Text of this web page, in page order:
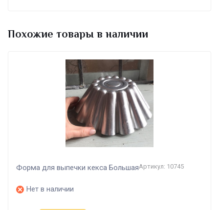
Похожие товары в наличии
Форма для выпечки кекса БольшаяАртикул: 10745
Нет в наличии